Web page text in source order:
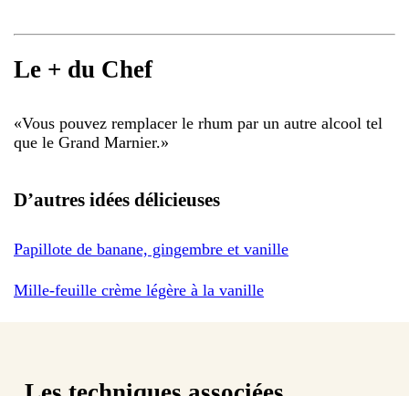
Le + du Chef
«Vous pouvez remplacer le rhum par un autre alcool tel
que le Grand Marnier.»
D’autres idées délicieuses
Papillote de banane, gingembre et vanille
Mille-feuille crème légère à la vanille